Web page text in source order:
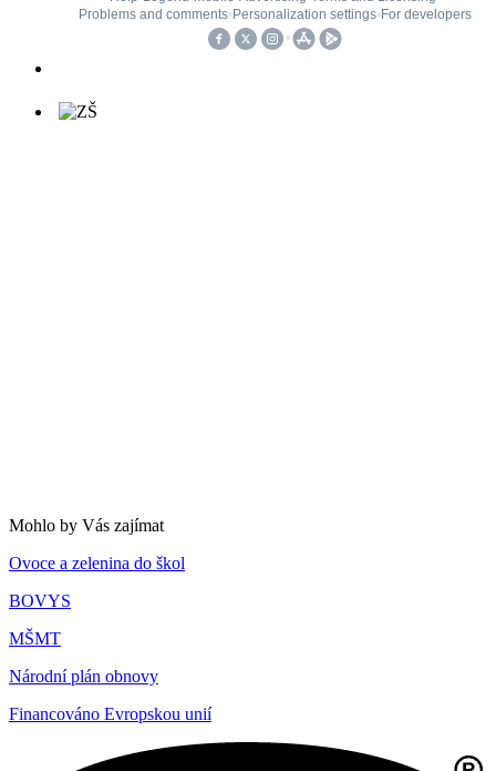
Mohlo by Vás zajímat
Ovoce a zelenina do škol
BOVYS
MŠMT
Národní plán obnovy
Financováno Evropskou unií